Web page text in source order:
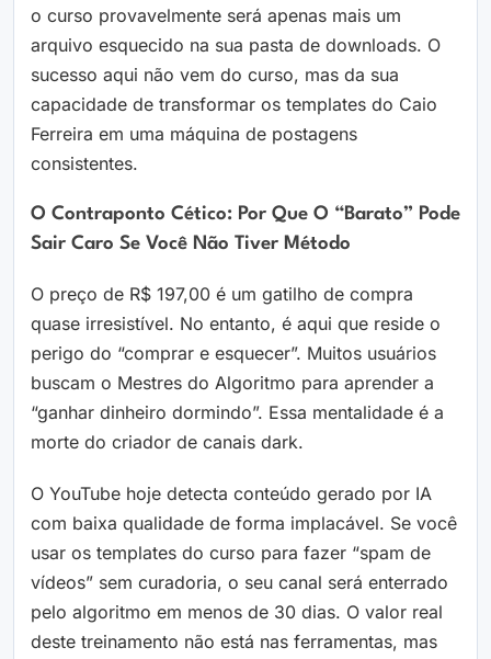
o curso provavelmente será apenas mais um
arquivo esquecido na sua pasta de downloads. O
sucesso aqui não vem do curso, mas da sua
capacidade de transformar os templates do Caio
Ferreira em uma máquina de postagens
consistentes.
O Contraponto Cético: Por Que O “barato” Pode
Sair Caro Se Você Não Tiver Método
O preço de R$ 197,00 é um gatilho de compra
quase irresistível. No entanto, é aqui que reside o
perigo do “comprar e esquecer”. Muitos usuários
buscam o Mestres do Algoritmo para aprender a
“ganhar dinheiro dormindo”. Essa mentalidade é a
morte do criador de canais dark.
O YouTube hoje detecta conteúdo gerado por IA
com baixa qualidade de forma implacável. Se você
usar os templates do curso para fazer “spam de
vídeos” sem curadoria, o seu canal será enterrado
pelo algoritmo em menos de 30 dias. O valor real
deste treinamento não está nas ferramentas, mas